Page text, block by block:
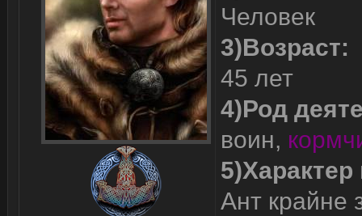
Человек
3)Возраст:
45 лет
4)Род
воин,
Ант крайне